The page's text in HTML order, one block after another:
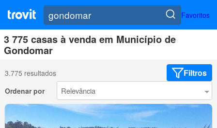
Favoritos
3 775 casas à venda em Município de
Gondomar
3.775 resultados Filtros
Ordenar por